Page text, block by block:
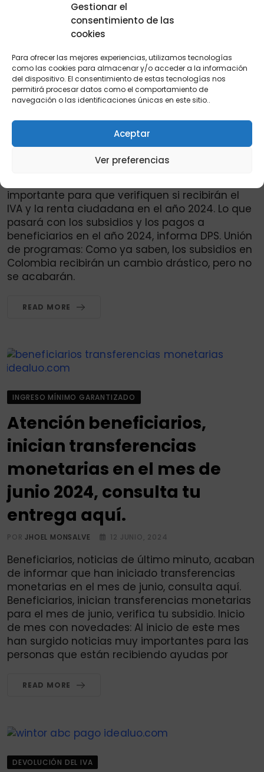
Gestionar el
consentimiento de las
cookies
Para ofrecer las mejores experiencias, utilizamos tecnologías
como las cookies para almacenar y/o acceder a la información
del dispositivo. El consentimiento de estas tecnologías nos
permitirá procesar datos como el comportamiento de
navegación o las identificaciones únicas en este sitio..
Aceptar
Ver preferencias
Consulta aquí beneficiarios
que recibirán pago del IVA y
la renta ciudadana juntos
12 JUNIO, 2024
importante para que verifiquen si recibirán el
IVA y la renta ciudadana en el año 2024. Lo que
pasará con los subsidios y los pagos a
beneficiarios en el año 2024, informa DPS. Unión
de programas: Como ya saben, los subsidios en
Colombia recibirán un cambio drástico, pero no
se acabarán.
READ MORE
INGRESO MÍNIMO GARANTIZADO
Atención beneficiarios,
inician transferencias
monetarias en el mes de
junio 2024, consulta tu
entrega aquí.
PORJHOEL MONSALVE 12 JUNIO, 2024
Beneficiarios, noticias de último minuto, acaban
de informar que han iniciado transferencias
monetarias en el mes de junio, consulta aquí.
Beneficiarios, inician transferencias monetarias
para el mes de junio, verifica tu subsidio. Inicio
de mes con novedades: Al inicio de este mes
han surgido noticias muy importantes para las
personas que están recibiendo ayudas por
READ MORE
DEVOLUCIÓN DEL IVA